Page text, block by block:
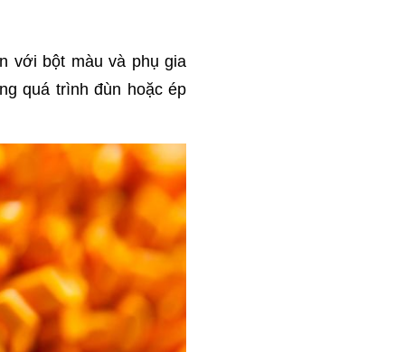
với bột màu và phụ gia
quá trình đùn hoặc ép